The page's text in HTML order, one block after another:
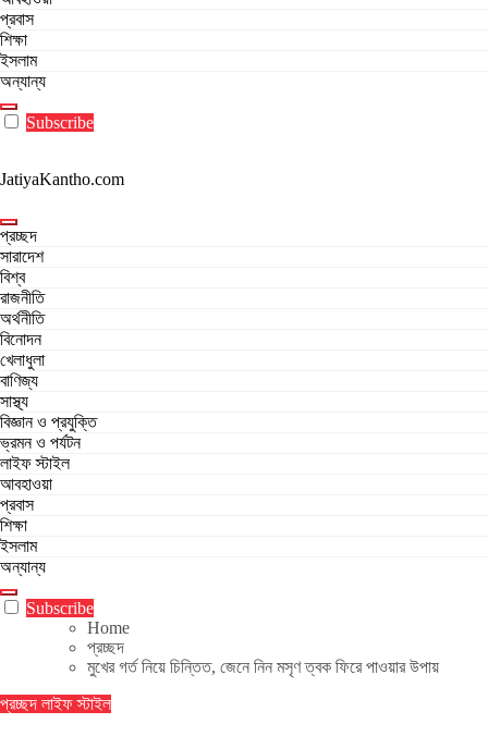
প্রবাস
শিক্ষা
ইসলাম
অন্যান্য
Subscribe
JatiyaKantho.com
প্রচ্ছদ
সারাদেশ
বিশ্ব
রাজনীতি
অর্থনীতি
বিনোদন
খেলাধুলা
বাণিজ্য
সাস্থ্য
বিজ্ঞান ও প্রযুক্তি
ভ্রমন ও পর্যটন
লাইফ স্টাইল
আবহাওয়া
প্রবাস
শিক্ষা
ইসলাম
অন্যান্য
Subscribe
Home
প্রচ্ছদ
মুখের গর্ত নিয়ে চিন্তিত, জেনে নিন মসৃণ ত্বক ফিরে পাওয়ার উপায়
প্রচ্ছদ লাইফ স্টাইল